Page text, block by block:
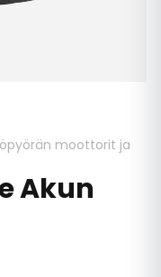
moottorit ja
Akun